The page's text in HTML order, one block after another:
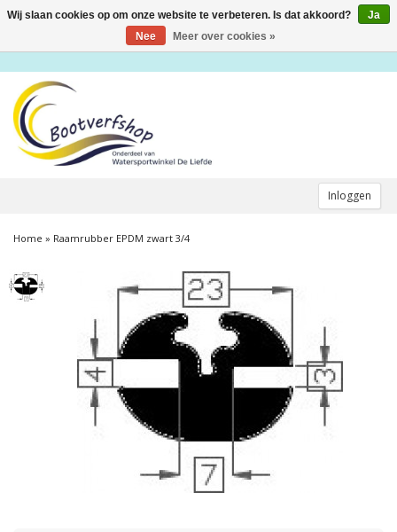
Inloggen
Toggle
Home » Raamrubber EPDM zwart 3/4
Wij slaan cookies op om onze website te verbeteren. Is dat akkoord?
Ja
Nee
Meer over cookies »